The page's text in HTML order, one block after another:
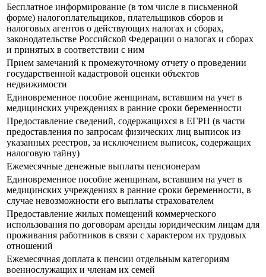
Бесплатное информирование (в том числе в письменной
форме) налогоплательщиков, плательщиков сборов и
налоговых агентов о действующих налогах и сборах,
законодательстве Российской Федерации о налогах и сборах
и принятых в соответствии с ним
Прием замечаний к промежуточному отчету о проведении
государственной кадастровой оценки объектов
недвижимости
Единовременное пособие женщинам, вставшим на учет в
медицинских учреждениях в ранние сроки беременности
Предоставление сведений, содержащихся в ЕГРН (в части
предоставления по запросам физических лиц выписок из
указанных реестров, за исключением выписок, содержащих
налоговую тайну)
Ежемесячные денежные выплаты пенсионерам
Единовременное пособие женщинам, вставшим на учет в
медицинских учреждениях в ранние сроки беременности, в
случае невозможности его выплаты страхователем
Предоставление жилых помещений коммерческого
использования по договорам аренды юридическим лицам для
проживания работников в связи с характером их трудовых
отношений
Ежемесячная доплата к пенсии отдельным категориям
военнослужащих и членам их семей